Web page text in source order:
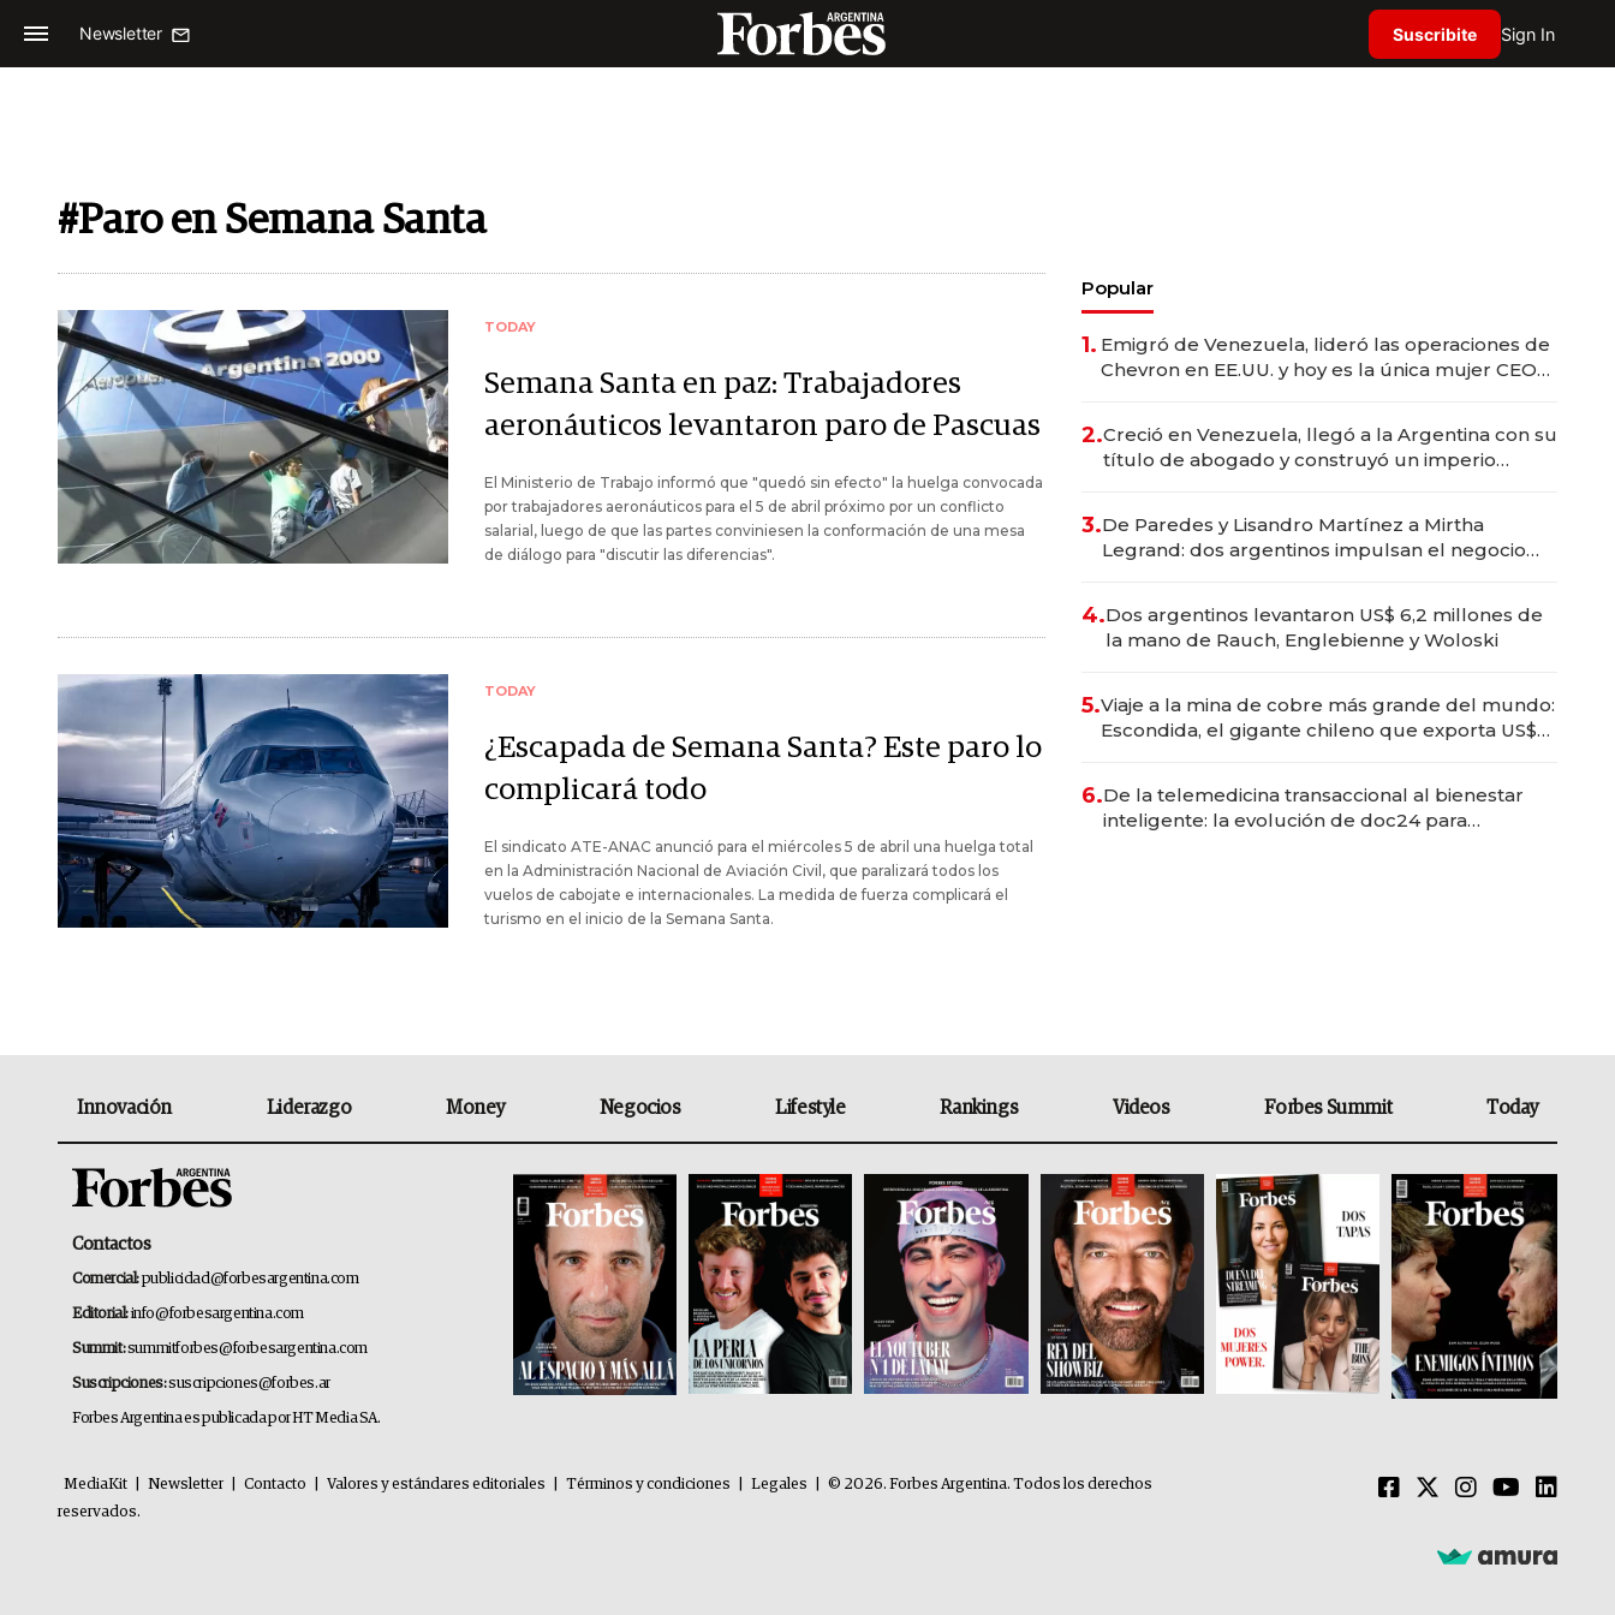
Newsletter Suscribite Sign In
#Paro en Semana Santa
TODAY
Semana Santa en paz: Trabajadores
aeronáuticos levantaron paro de Pascuas
El Ministerio de Trabajo informó que "quedó sin efecto" la huelga convocada
por trabajadores aeronáuticos para el 5 de abril próximo por un conflicto
salarial, luego de que las partes conviniesen la conformación de una mesa
de diálogo para "discutir las diferencias".
TODAY
¿Escapada de Semana Santa? Este paro lo
complicará todo
El sindicato ATE-ANAC anunció para el miércoles 5 de abril una huelga total
en la Administración Nacional de Aviación Civil, que paralizará todos los
vuelos de cabojate e internacionales. La medida de fuerza complicará el
turismo en el inicio de la Semana Santa.
Popular
1. Emigró de Venezuela, lideró las operaciones de
Chevron en EE.UU. y hoy es la única mujer CEO
2.Creció en Venezuela, llegó a la Argentina con su
título de abogado y construyó un imperio
3.De Paredes y Lisandro Martínez a Mirtha
Legrand: dos argentinos impulsan el negocio
4.Dos argentinos levantaron US$ 6,2 millones de
la mano de Rauch, Englebienne y Woloski
5.Viaje a la mina de cobre más grande del mundo:
Escondida, el gigante chileno que exporta US$
6.De la telemedicina transaccional al bienestar
inteligente: la evolución de doc24 para
Innovación Liderazgo Money Negocios Lifestyle Rankings Videos Forbes Summit Today
Contactos
Comercial:publicidad@forbesargentina.com
Editorial:info@forbesargentina.com
Summit:summitforbes@forbesargentina.com
Suscripciones:suscripciones@forbes.ar
Forbes Argentina es publicada por HT Media SA.
MediaKit Newsletter Contacto Valores y estándares editoriales Términos y condiciones Legales
© 2026. Forbes Argentina. Todos los derechos
reservados.